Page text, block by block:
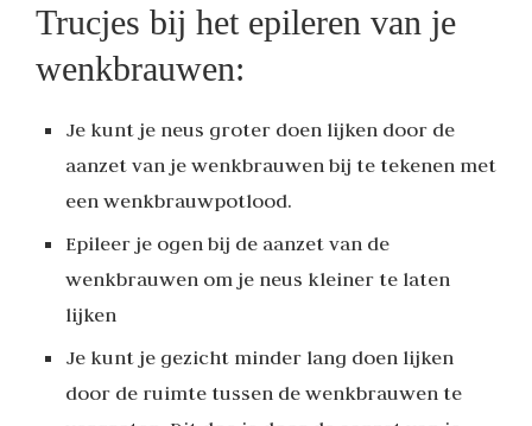
Trucjes bij het epileren van je
wenkbrauwen:
Je kunt je neus groter doen lijken door de
aanzet van je wenkbrauwen bij te tekenen met
een wenkbrauwpotlood.
Epileer je ogen bij de aanzet van de
wenkbrauwen om je neus kleiner te laten
lijken
Je kunt je gezicht minder lang doen lijken
door de ruimte tussen de wenkbrauwen te